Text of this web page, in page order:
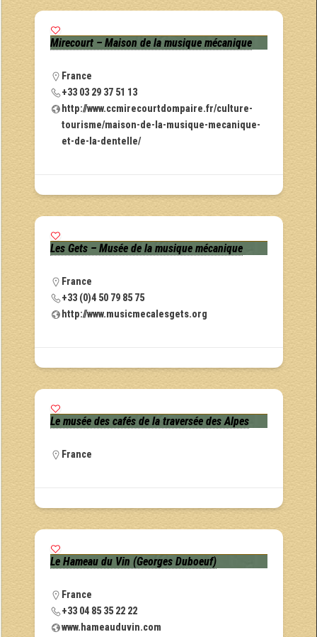
Mirecourt – Maison de la musique mécanique
France
+33 03 29 37 51 13
http://www.ccmirecourtdompaire.fr/culture-
tourisme/maison-de-la-musique-mecanique-
et-de-la-dentelle/
Les Gets – Musée de la musique mécanique
France
+33 (0)4 50 79 85 75
http://www.musicmecalesgets.org
Le musée des cafés de la traversée des Alpes
France
Le Hameau du Vin (Georges Duboeuf)
France
+33 04 85 35 22 22
www.hameauduvin.com